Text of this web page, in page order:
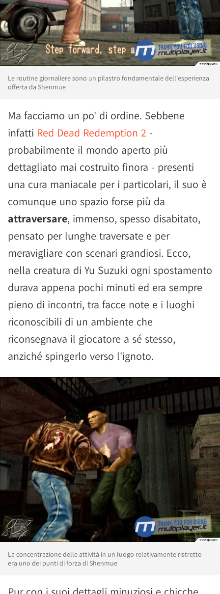
Le routine giornaliere sono un pilastro fondamentale dell'esperienza
offerta da Shenmue
Ma facciamo un po' di ordine. Sebbene
infatti Red Dead Redemption 2 -
probabilmente il mondo aperto più
dettagliato mai costruito finora - presenti
una cura maniacale per i particolari, il suo è
comunque uno spazio forse più da
attraversare, immenso, spesso disabitato,
pensato per lunghe traversate e per
meravigliare con scenari grandiosi. Ecco,
nella creatura di Yu Suzuki ogni spostamento
durava appena pochi minuti ed era sempre
pieno di incontri, tra facce note e i luoghi
riconoscibili di un ambiente che
riconsegnava il giocatore a sé stesso,
anziché spingerlo verso l'ignoto.
La concentrazione delle attività in un luogo relativamente ristretto
era uno dei punti di forza di Shenmue